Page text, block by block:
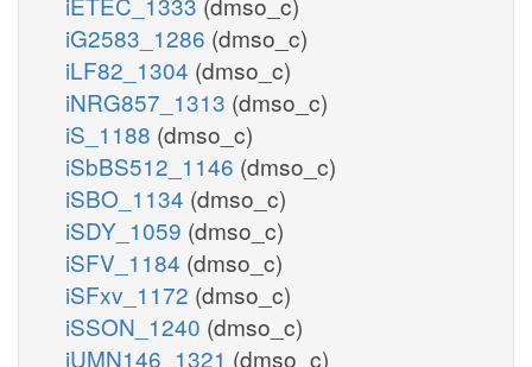
iG2583_1286 (dmso_c)
iLF82_1304 (dmso_c)
iNRG857_1313 (dmso_c)
iS_1188 (dmso_c)
iSbBS512_1146 (dmso_c)
iSBO_1134 (dmso_c)
iSDY_1059 (dmso_c)
iSFV_1184 (dmso_c)
iSFxv_1172 (dmso_c)
iSSON_1240 (dmso_c)
iUMN146_1321 (dmso_c)